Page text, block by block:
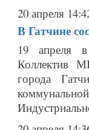
20 апреля
В Гатчине
19 апреля в
Коллектив
города